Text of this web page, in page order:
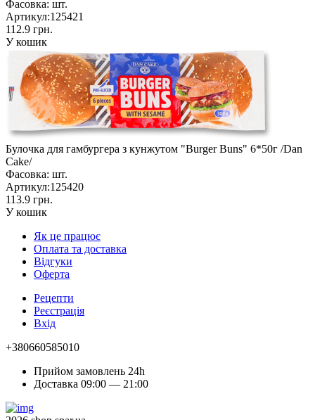
Фасовка: шт.
Артикул:125421
112.9 грн.
У кошик
Булочка для гамбургера з кунжутом "Burger Buns" 6*50г /Dan
Cake/
Фасовка: шт.
Артикул:125420
113.9 грн.
У кошик
Як це працює
Оплата та доставка
Відгуки
Оферта
Рецепти
Реєстрація
Вхід
+380660585010
Прийом замовлень 24h
Доставка 09:00 — 21:00